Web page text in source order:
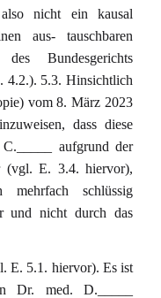
nicht ein kausal
aus- tauschbaren
Bundesgerichts
4.2.). 5.3. Hinsichtlich
vom 8. März 2023
dass diese
aufgrund der
(vgl. E. 3.4. hiervor),
schlüssig
und nicht durch das
E. 5.1. hiervor). Es ist
Dr. med. D._____